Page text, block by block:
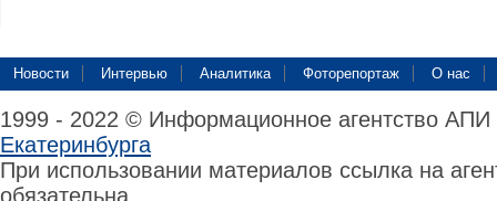
Новости Интервью Аналитика Фоторепортаж О нас
1999 - 2022 © Информационное агентство
Екатеринбурга
При использовании материалов ссылка на
обязательна.